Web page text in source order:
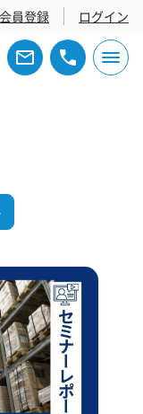
員登録 ログイン